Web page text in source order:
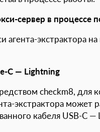
сервер в процессе
агента-экстрактора
C — Lightning
checkm8, для
экстрактора может
кабеля USB-C —